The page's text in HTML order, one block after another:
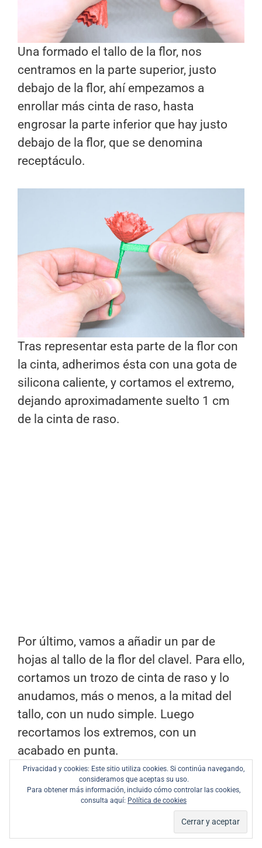
Una formado el tallo de la flor, nos
centramos en la parte superior, justo
debajo de la flor, ahí empezamos a
enrollar más cinta de raso, hasta
engrosar la parte inferior que hay justo
debajo de la flor, que se denomina
receptáculo.
Tras representar esta parte de la flor con
la cinta, adherimos ésta con una gota de
silicona caliente, y cortamos el extremo,
dejando aproximadamente suelto 1 cm
de la cinta de raso.
Por último, vamos a añadir un par de
hojas al tallo de la flor del clavel. Para ello,
cortamos un trozo de cinta de raso y lo
anudamos, más o menos, a la mitad del
tallo, con un nudo simple. Luego
recortamos los extremos, con un
acabado en punta.
Privacidad y cookies: Este sitio utiliza cookies. Si continúa navegando,
consideramos que aceptas su uso.
Para obtener más información, incluido cómo controlar las cookies,
consulta aquí: Política de cookies